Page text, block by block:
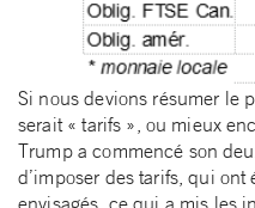
Si nous devions résumer le
serait « tarifs », ou mieux
Trump a commencé son
d’imposer des tarifs, qui